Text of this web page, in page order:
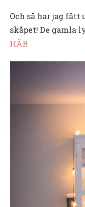
Och så har jag
skåpet! De gamla
HÄR